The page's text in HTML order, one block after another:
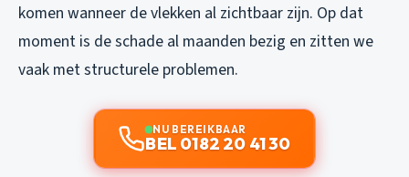
komen wanneer de vlekken al zichtbaar zijn. Op dat
moment is de schade al maanden bezig en zitten we
vaak met structurele problemen.
NU BEREIKBAAR
BEL 0182 20 41 30